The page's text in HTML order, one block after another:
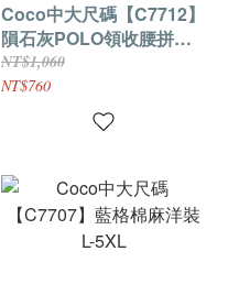
Coco中大尺碼【C7712】
隕石灰POLO領收腰拼接
長版裙L-3XL
NT$1,060
NT$760